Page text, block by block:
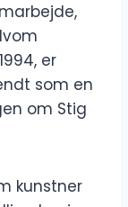
er
som en
om Stig
kunstner